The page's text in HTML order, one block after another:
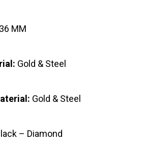
36 MM
Gold & Steel
Gold & Steel
– Diamond